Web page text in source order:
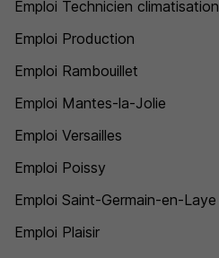
Emploi Technicien climatisation
Emploi Production
Emploi Rambouillet
Emploi Mantes-la-Jolie
Emploi Versailles
Emploi Poissy
Emploi Saint-Germain-en-Laye
Emploi Plaisir